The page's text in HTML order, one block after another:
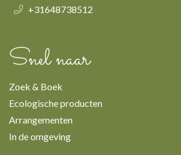
+31648738512
Snel naar
Zoek & Boek
Ecologische producten
Arrangementen
In de omgeving